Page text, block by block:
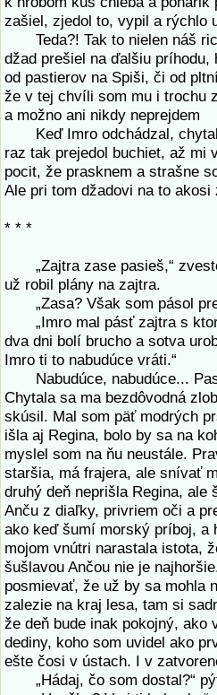
zašiel, zjedol to, vypil a rýchlo
Teda?! Tak to nielen náš
džad prešiel na ďalšiu
od pastierov na Spiši, či od
že v tej chvíli som mu i trochu
a možno ani nikdy neprejdem
Keď Imro odchádzal, chytal
raz tak prejedol buchiet, až mi
pocit, že prasknem a strašne
Ale pri tom džadovi na to
* * *
„Zajtra zase pasieš,“
už robil plány na zajtra.
„Zasa? Však som pásol
„Imro mal pásť zajtra s
dva dni bolí brucho a sotva
Imro ti to nabudúce vráti.“
Nabudúce, nabudúce...
Chytala sa ma bezdôvodná
skúsil. Mal som päť modrých
išla aj Regina, bolo by sa na
myslel som na ňu neustále.
staršia, má frajera, ale snívať
druhý deň neprišla Regina, ale
Anču z diaľky, privriem oči a
ako keď šumí morský príboj, a
mojom vnútri narastala istota,
šušlavou Ančou nie je
posmievať, že už by sa mohla
zalezie na kraj lesa, tam si
že deň bude inak pokojný,
dediny, koho som uvidel ako
ešte čosi v ústach. I v
„Hádaj, čo som dostal?“